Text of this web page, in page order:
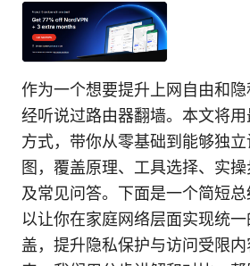
作为一个想要提升上网自由和
经听说过路由器翻墙。本文将
方式，带你从零基础到能够独
图，覆盖原理、工具选择、实
及常见问答。下面是一个简短
以让你在家庭网络层面实现统
盖，提升隐私保护与访问受限